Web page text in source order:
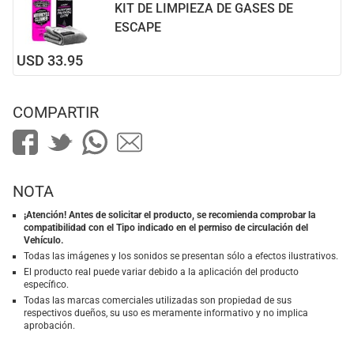
KIT DE LIMPIEZA DE GASES DE
ESCAPE
USD 33.95
COMPARTIR
NOTA
¡Atención! Antes de solicitar el producto, se recomienda comprobar la
compatibilidad con el Tipo indicado en el permiso de circulación del
Vehículo.
Todas las imágenes y los sonidos se presentan sólo a efectos ilustrativos.
El producto real puede variar debido a la aplicación del producto
específico.
Todas las marcas comerciales utilizadas son propiedad de sus
respectivos dueños, su uso es meramente informativo y no implica
aprobación.